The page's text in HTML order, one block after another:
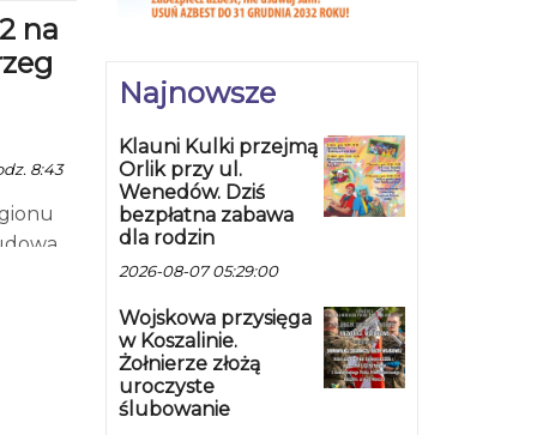
na
8:43
Najnowsze
Klauni Kulki przejmą
Orlik przy ul.
Wenedów. Dziś
bezpłatna zabawa
dla rodzin
2026-08-07 05:29:00
Wojskowa przysięga
w Koszalinie.
Żołnierze złożą
uroczyste
ślubowanie